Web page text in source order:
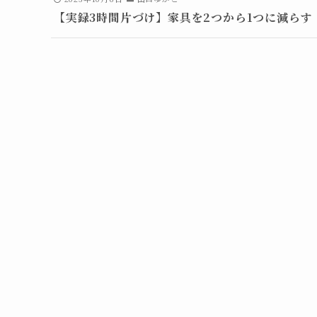
【実録3時間片づけ】家具を2つから1つに減らす